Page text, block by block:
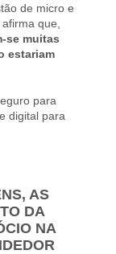
de micro e
que,
se muitas
estariam
para
digital para
AS
DA
NA